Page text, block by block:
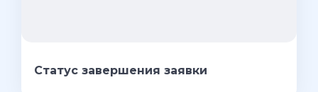
Статус завершения заявки